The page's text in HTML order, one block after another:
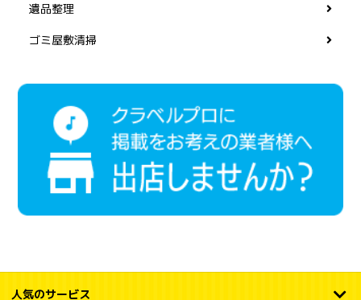
遺品整理
ゴミ屋敷清掃
人気のサービス